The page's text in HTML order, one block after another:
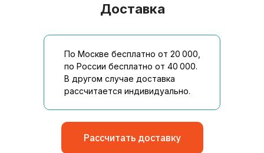
Доставка
По Москве бесплатно от 20 000,
по России бесплатно от 40 000.
В другом случае доставка
рассчитается индивидуально.
Рассчитать доставку